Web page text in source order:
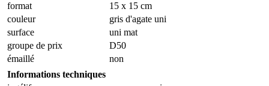
format
15 x 15 cm
couleur
gris d'agate uni
surface
uni mat
groupe de prix
D50
émaillé
non
Informations techniques